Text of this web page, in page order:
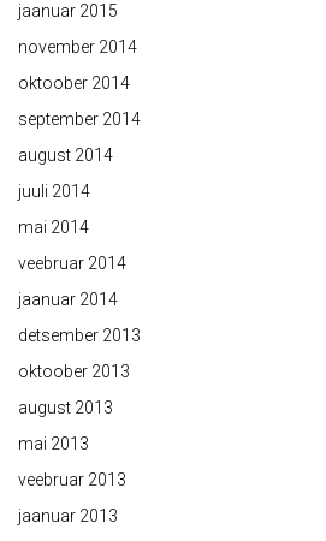
jaanuar 2015
november 2014
oktoober 2014
september 2014
august 2014
juuli 2014
mai 2014
veebruar 2014
jaanuar 2014
detsember 2013
oktoober 2013
august 2013
mai 2013
veebruar 2013
jaanuar 2013